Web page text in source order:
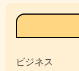
ビジネス